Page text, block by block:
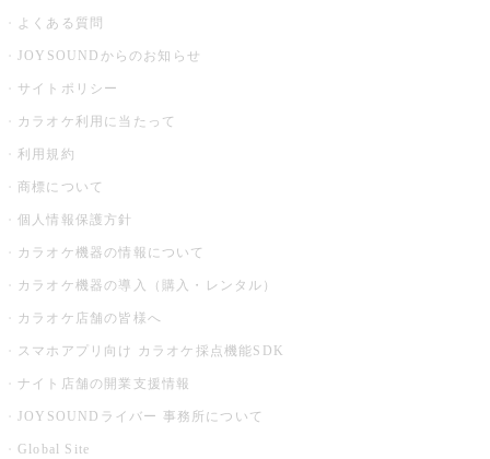
よくある質問
JOYSOUNDからのお知らせ
サイトポリシー
カラオケ利用に当たって
利用規約
商標について
個人情報保護方針
カラオケ機器の情報について
カラオケ機器の導入（購入・レンタル）
カラオケ店舗の皆様へ
スマホアプリ向け カラオケ採点機能SDK
ナイト店舗の開業支援情報
JOYSOUNDライバー 事務所について
Global Site